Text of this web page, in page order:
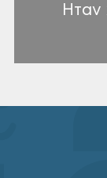
Ηταν